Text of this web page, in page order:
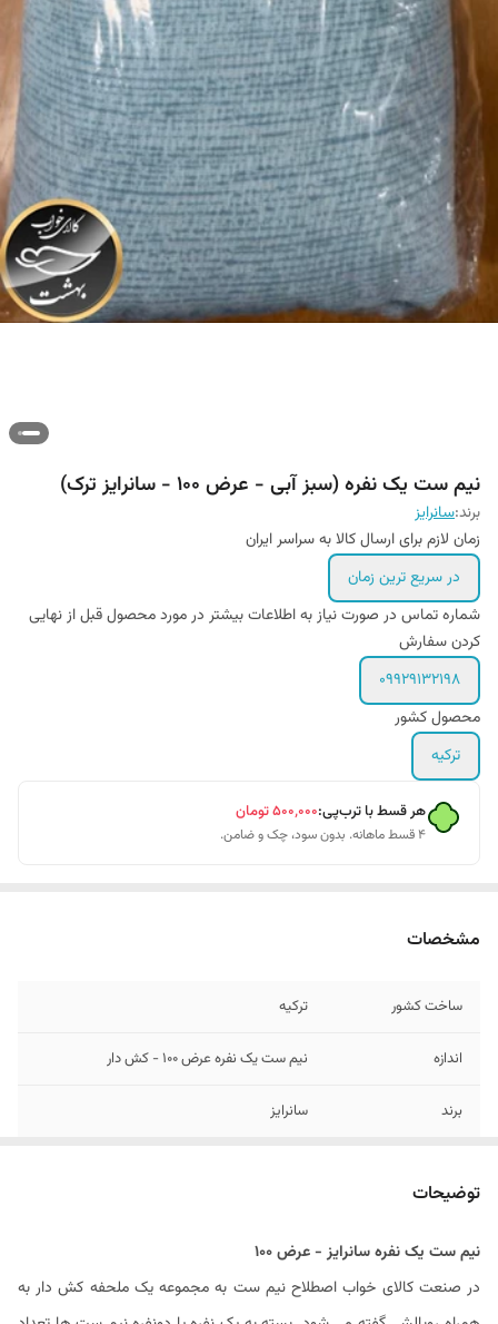
نیم ست یک نفره (سبز آبی - عرض 100 - سانرایز ترک)
برند:سانرایز
زمان لازم برای ارسال کالا به سراسر ایران
در سریع ترین زمان
شماره تماس در صورت نیاز به اطلاعات بیشتر در مورد محصول قبل از نهایی
کردن سفارش
۰۹۹۲۹۱۳۲۱۹۸
محصول کشور
ترکیه
هر قسط با ترب‌پی:۵۰۰٬۰۰۰تومان
۴ قسط ماهانه. بدون سود، چک و ضامن.
مشخصات
ساخت کشور ترکیه
اندازه نیم ست یک نفره عرض 10۰ - کش دار
برند سانرایز
دستورالعمل شستشو
بدون آنزیم
توضیحات
نیم ست یک نفره سانرایز - عرض 100
در صنعت کالای خواب اصطلاح نیم ست به مجموعه یک ملحفه کش دار به